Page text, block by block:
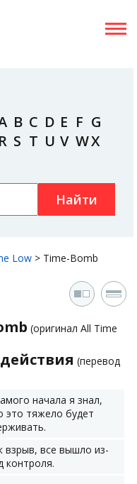
B C D E F G
R S T U V WX
Найти
Low > Time-Bomb
(оригинал All Time
(перевод
начала я знал,
это тяжело будет
взрыв, все вышло из-
контроля.